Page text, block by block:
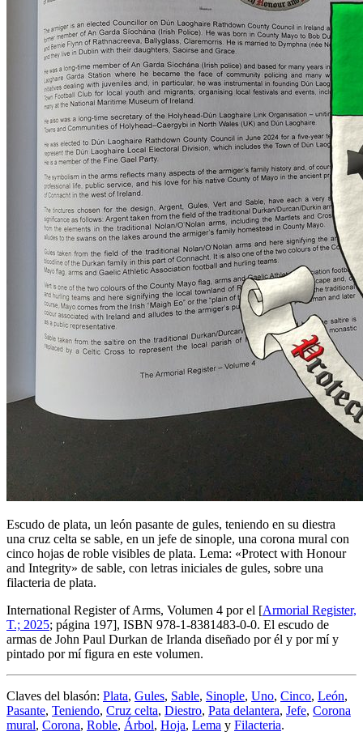
Escudo de plata, un león pasante de gules, teniendo en su diestra
una cruz celta se sable, en un jefe de sinople, una corona mural con
cinco hojas de roble visibles de plata. Lema: «Protect with Honour
and Integrity» de sable, con letras iniciales de gules, sobre una
filacteria de plata.
International Register of Arms, Volumen 4 por el [Armorial Register,
T.; 2025; página 197], ISBN 978-1-8381483-0-0. El escudo de
armas de John Paul Durkan de Irlanda diseñado por él y por mí y
pintado por mí figura en este volumen.
Claves del blasón: Plata, Gules, Sable, Sinople, Uno, Cinco, León,
Pasante, Teniendo, Cruz celta, Diestro, Pata delantera, Jefe, Corona
mural, Corona, Roble, Árbol, Hoja, Lema y Filacteria.